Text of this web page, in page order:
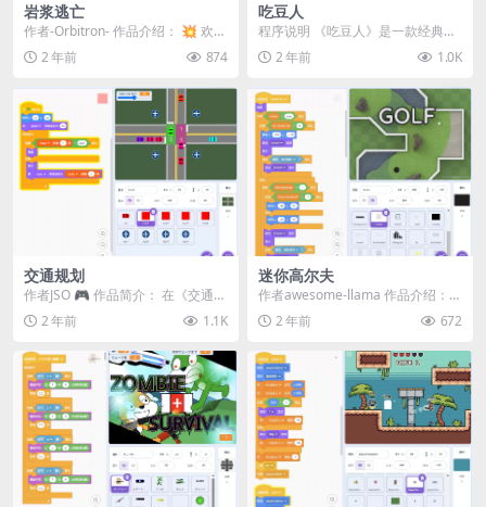
岩浆逃亡
作者-Orbitron- 作品介绍： 💥 欢迎
来到《岩浆逃亡》，一场炽热的生
存挑...2 年前 874
吃豆人
程序说明 《吃豆人》是一款经典的
益智游戏，在这个游戏中，玩家将
控制一个黄色的吃豆...
2 年前 1.0K
交通规划
作者JSO 🎮 作品简介： 在《交通规
划》这款Scratch作品中，你将扮演
一位...2 年前 1.1K
迷你高尔夫
作者awesome-llama 作品介绍：
《迷你高尔夫》是一款24关的趣味
高尔...2 年前 672